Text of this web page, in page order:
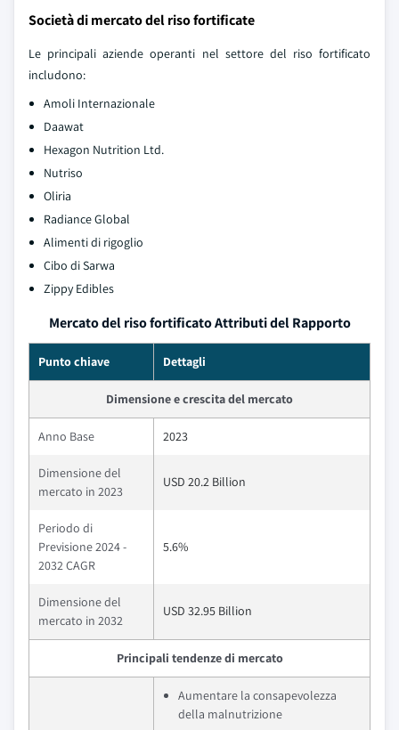
Società di mercato del riso fortificate
Le principali aziende operanti nel settore del riso fortificato
includono:
Amoli Internazionale
Daawat
Hexagon Nutrition Ltd.
Nutriso
Oliria
Radiance Global
Alimenti di rigoglio
Cibo di Sarwa
Zippy Edibles
Mercato del riso fortificato Attributi del Rapporto
Punto chiave Dettagli
Dimensione e crescita del mercato
Anno Base 2023
Dimensione del
mercato in 2023
USD 20.2 Billion
Periodo di
Previsione 2024 -
2032 CAGR
5.6%
Dimensione del
mercato in 2032
USD 32.95 Billion
Principali tendenze di mercato
Aumentare la consapevolezza
della malnutrizione